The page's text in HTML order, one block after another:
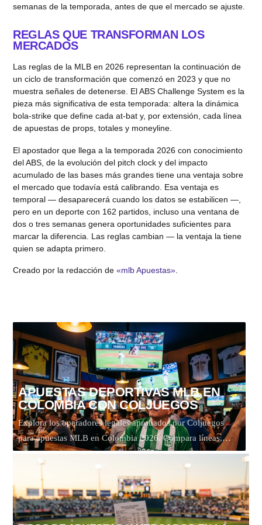
semanas de la temporada, antes de que el mercado se ajuste.
REGLAS QUE TRANSFORMAN LOS
MERCADOS
Las reglas de la MLB en 2026 representan la continuación de
un ciclo de transformación que comenzó en 2023 y que no
muestra señales de detenerse. El ABS Challenge System es la
pieza más significativa de esta temporada: altera la dinámica
bola-strike que define cada at-bat y, por extensión, cada línea
de apuestas de props, totales y moneyline.
El apostador que llega a la temporada 2026 con conocimiento
del ABS, de la evolución del pitch clock y del impacto
acumulado de las bases más grandes tiene una ventaja sobre
el mercado que todavía está calibrando. Esa ventaja es
temporal — desaparecerá cuando los datos se estabilicen —,
pero en un deporte con 162 partidos, incluso una ventana de
dos o tres semanas genera oportunidades suficientes para
marcar la diferencia. Las reglas cambian — la ventaja la tiene
quien se adapta primero.
Creado por la redacción de «mlb Apuestas».
APUESTAS DEPORTIVAS MLB EN
COLOMBIA CON COLJUEGOS
Explora los operadores legales aprobados por Coljuegos
para apuestas MLB en Colombia 2026. Compara líneas,…